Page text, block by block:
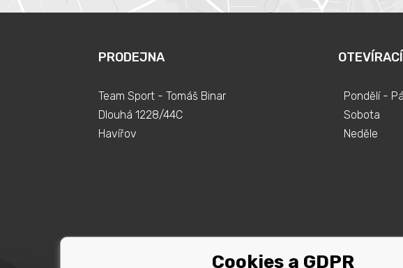
PRODEJNA
Team Sport - Tomáš Binar
Dlouhá 1228/44C
Havířov
Pondělí -
Sobota
Neděle
Cookies a GDPR